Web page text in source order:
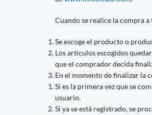
Cuando se realice la compra a
Se escoge el producto o
Los artículos escogidos
que el comprador decida
En el momento de finalizar la
Si es la primera vez que se
usuario.
Si ya se está registrado, se